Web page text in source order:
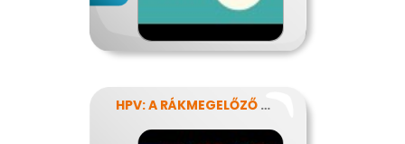
HPV: A RÁKMEGELŐZŐ OLTÁS